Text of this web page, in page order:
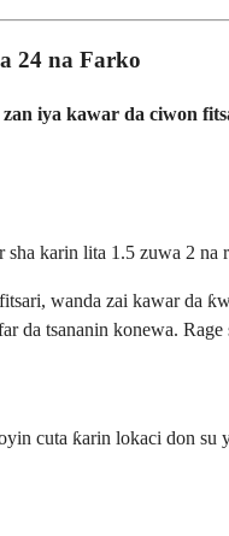
24 na Farko
zan iya kawar da ciwon
karin lita 1.5 zuwa 2
wanda zai kawar da
da tsananin konewa.
cuta ƙarin lokaci don